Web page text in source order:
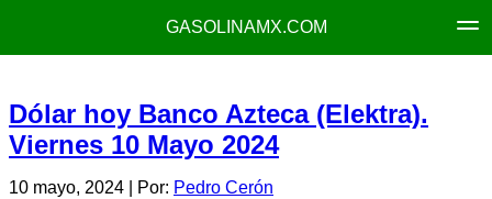
GASOLINAMX.COM
Dólar hoy Banco Azteca (Elektra).
Viernes 10 Mayo 2024
10 mayo, 2024 | Por: Pedro Cerón